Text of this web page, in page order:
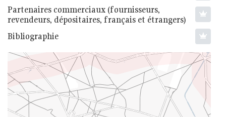
Partenaires commerciaux (fournisseurs,
revendeurs, dépositaires, français et étrangers)
Bibliographie